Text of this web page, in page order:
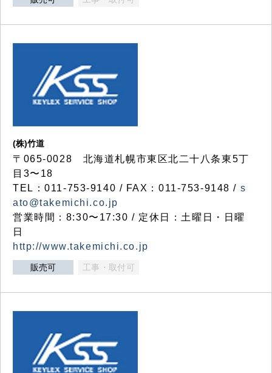
(株)竹道
〒065-0028 北海道札幌市東区北二十八条東5丁
目3〜18
TEL：011-753-9140 / FAX：011-753-9148 / s
ato@takemichi.co.jp
営業時間：8:30〜17:30 / 定休日：土曜日・日曜
日
http://www.takemichi.co.jp
販売可 工事・取付可